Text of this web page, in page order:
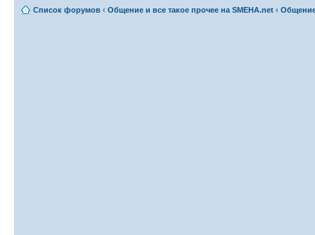
Список форумов ‹ Общение и все такое прочее на SMEHA.net ‹